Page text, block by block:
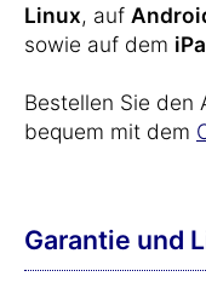
Linux, auf
sowie auf dem
Bestellen Sie den
bequem mit dem
Garantie und